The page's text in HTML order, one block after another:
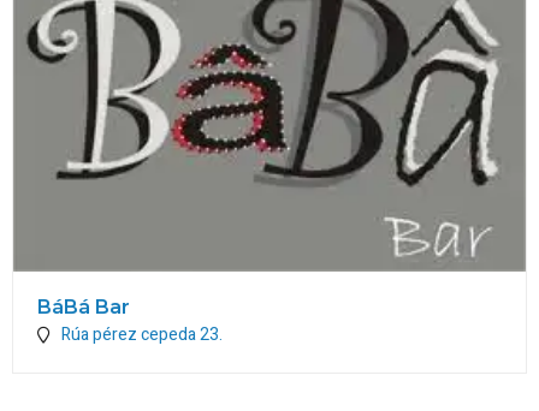
BáBá Bar
Rúa pérez cepeda 23.